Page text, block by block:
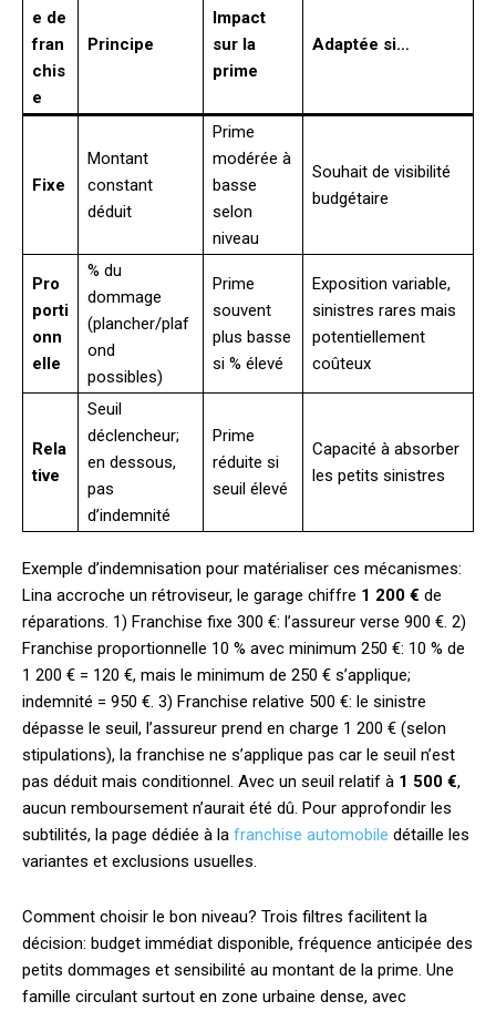
e de
fran
chis
e
Principe
Impact
sur la
prime
Adaptée si…
Fixe
Montant
constant
déduit
Prime
modérée à
basse
selon
niveau
Souhait de visibilité
budgétaire
Pro
porti
onn
elle
% du
dommage
(plancher/plaf
ond
possibles)
Prime
souvent
plus basse
si % élevé
Exposition variable,
sinistres rares mais
potentiellement
coûteux
Rela
tive
Seuil
déclencheur;
en dessous,
pas
d’indemnité
Prime
réduite si
seuil élevé
Capacité à absorber
les petits sinistres
Exemple d’indemnisation pour matérialiser ces mécanismes:
Lina accroche un rétroviseur, le garage chiffre 1 200 € de
réparations. 1) Franchise fixe 300 €: l’assureur verse 900 €. 2)
Franchise proportionnelle 10 % avec minimum 250 €: 10 % de
1 200 € = 120 €, mais le minimum de 250 € s’applique;
indemnité = 950 €. 3) Franchise relative 500 €: le sinistre
dépasse le seuil, l’assureur prend en charge 1 200 € (selon
stipulations), la franchise ne s’applique pas car le seuil n’est
pas déduit mais conditionnel. Avec un seuil relatif à 1 500 €,
aucun remboursement n’aurait été dû. Pour approfondir les
subtilités, la page dédiée à la franchise automobile détaille les
variantes et exclusions usuelles.
Comment choisir le bon niveau? Trois filtres facilitent la
décision: budget immédiat disponible, fréquence anticipée des
petits dommages et sensibilité au montant de la prime. Une
famille circulant surtout en zone urbaine dense, avec